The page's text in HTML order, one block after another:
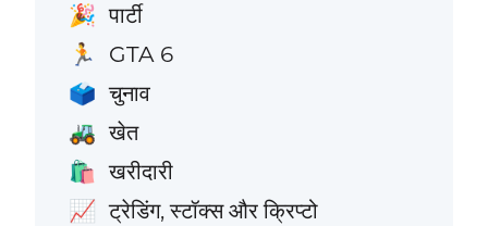
🎉 पार्टी
🏃 GTA 6
🗳️ चुनाव
🚜 खेत
🛍️ खरीदारी
📈 ट्रेडिंग, स्टॉक्स और क्रिप्टो